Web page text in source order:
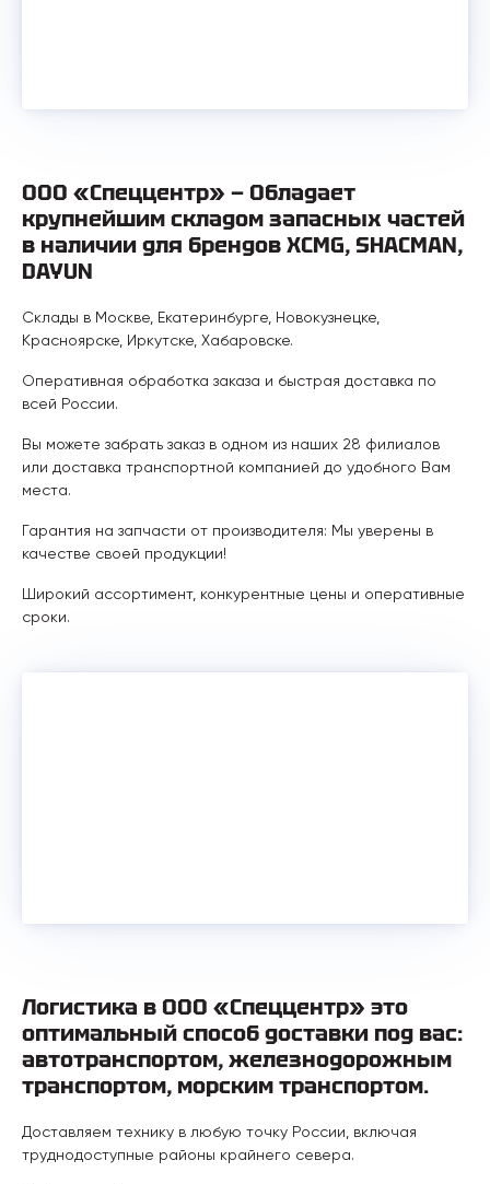
ООО «Спеццентр» — Обладает
крупнейшим складом запасных частей
в наличии для брендов XCMG, SHACMAN,
DAYUN
Склады в Москве, Екатеринбурге, Новокузнецке,
Красноярске, Иркутске, Хабаровске.
Оперативная обработка заказа и быстрая доставка по
всей России.
Вы можете забрать заказ в одном из наших 28 филиалов
или доставка транспортной компанией до удобного Вам
места.
Гарантия на запчасти от производителя: Мы уверены в
качестве своей продукции!
Широкий ассортимент, конкурентные цены и оперативные
сроки.
Логистика в ООО «Спеццентр» это
оптимальный способ доставки под вас:
автотранспортом, железнодорожным
транспортом, морским транспортом.
Доставляем технику в любую точку России, включая
труднодоступные районы крайнего севера.